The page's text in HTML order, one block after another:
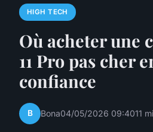
HIGH TECH
Où acheter une
11 Pro pas cher
confiance
B Bona04/05/2026 09:4011